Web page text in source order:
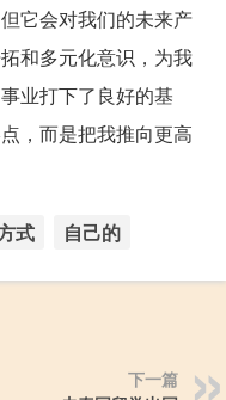
它会对我们的未来产
和多元化意识，为我
业打下了良好的基
，而是把我推向更高
式 自己的
下一篇